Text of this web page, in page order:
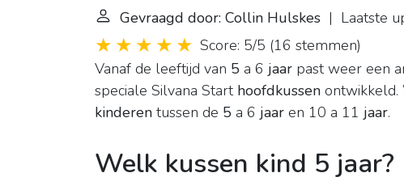
Gevraagd door: Collin Hulskes | Laatste
Score: 5/5 (16 stemmen)
Vanaf de leeftijd van 5 a 6 jaar past weer een
speciale Silvana Start hoofdkussen ontwikkeld.
kinderen tussen de 5 a 6 jaar en 10 a 11 jaar.
Welk kussen kind 5 jaar?